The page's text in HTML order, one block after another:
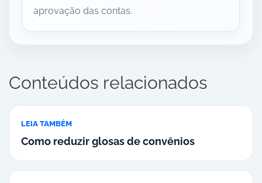
aprovação das contas.
Conteúdos relacionados
LEIA TAMBÉM
Como reduzir glosas de convênios